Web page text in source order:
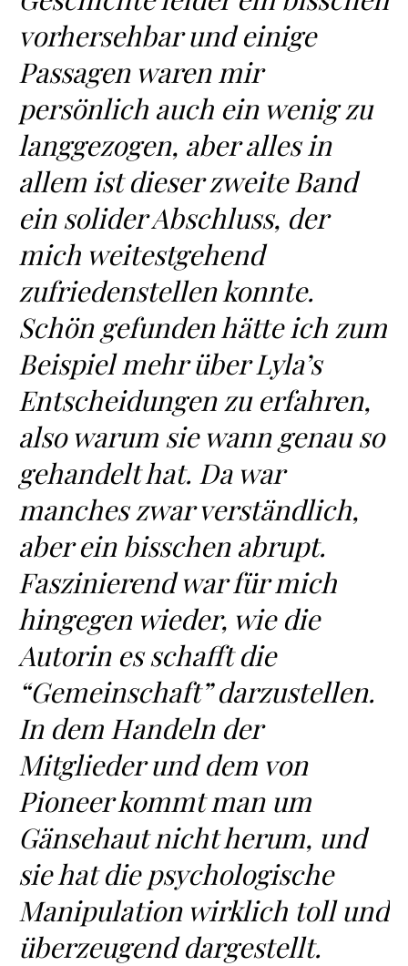
vorhersehbar und einige
Passagen waren mir
persönlich auch ein wenig zu
langgezogen, aber alles in
allem ist dieser zweite Band
ein solider Abschluss, der
mich weitestgehend
zufriedenstellen konnte.
Schön gefunden hätte ich zum
Beispiel mehr über Lyla’s
Entscheidungen zu erfahren,
also warum sie wann genau so
gehandelt hat. Da war
manches zwar verständlich,
aber ein bisschen abrupt.
Faszinierend war für mich
hingegen wieder, wie die
Autorin es schafft die
“Gemeinschaft” darzustellen.
In dem Handeln der
Mitglieder und dem von
Pioneer kommt man um
Gänsehaut nicht herum, und
sie hat die psychologische
Manipulation wirklich toll und
überzeugend dargestellt.